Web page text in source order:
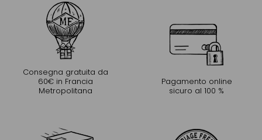
Consegna gratuita da
60€ in Francia
Metropolitana
Pagamento online
sicuro al 100 %